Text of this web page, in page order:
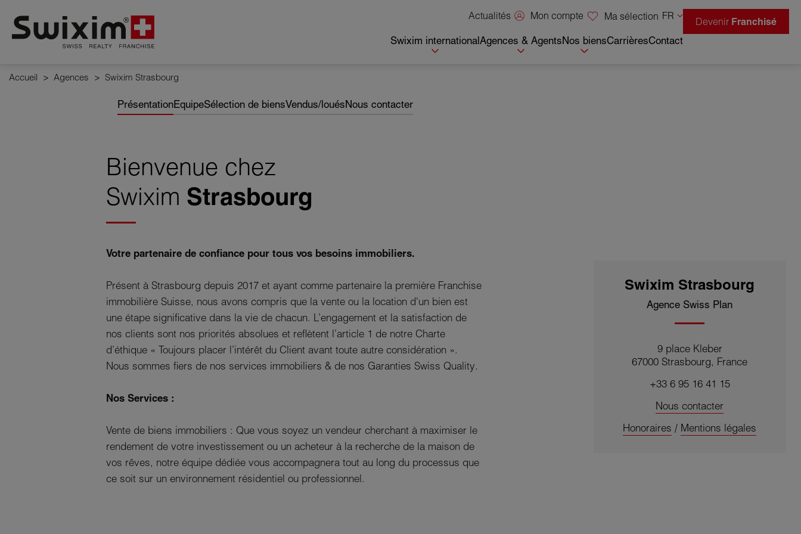
Actualités Mon compte Ma sélection FR
Swixim internationalAgences & AgentsNos biensCarrièresContact
Devenir Franchisé
Accueil > Agences > Swixim Strasbourg
PrésentationEquipeSélection de biensVendus/loués Nous contacter
Bienvenue chez
Swixim Strasbourg
Votre partenaire de confiance pour tous vos besoins immobiliers.
Présent à Strasbourg depuis 2017 et ayant comme partenaire la première Franchise
immobilière Suisse, nous avons compris que la vente ou la location d'un bien est
une étape significative dans la vie de chacun. L’engagement et la satisfaction de
nos clients sont nos priorités absolues et reflètent l’article 1 de notre Charte
d’éthique « Toujours placer l’intérêt du Client avant toute autre considération ».
Nous sommes fiers de nos services immobiliers & de nos Garanties Swiss Quality.
Nos Services :
Vente de biens immobiliers : Que vous soyez un vendeur cherchant à maximiser le
rendement de votre investissement ou un acheteur à la recherche de la maison de
vos rêves, notre équipe dédiée vous accompagnera tout au long du processus que
ce soit sur un environnement résidentiel ou professionnel.
Swixim Strasbourg
Agence Swiss Plan
9 place Kleber
67000 Strasbourg, France
+33 6 95 16 41 15
Nous contacter
Honoraires / Mentions légales